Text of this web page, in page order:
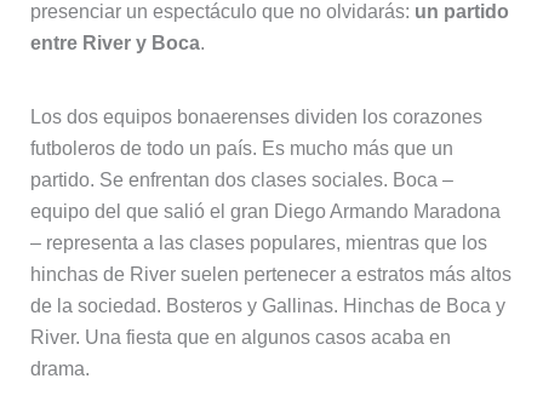
presenciar un espectáculo que no olvidarás: un partido
entre River y Boca.
Los dos equipos bonaerenses dividen los corazones
futboleros de todo un país. Es mucho más que un
partido. Se enfrentan dos clases sociales. Boca –
equipo del que salió el gran Diego Armando Maradona
– representa a las clases populares, mientras que los
hinchas de River suelen pertenecer a estratos más altos
de la sociedad. Bosteros y Gallinas. Hinchas de Boca y
River. Una fiesta que en algunos casos acaba en
drama.